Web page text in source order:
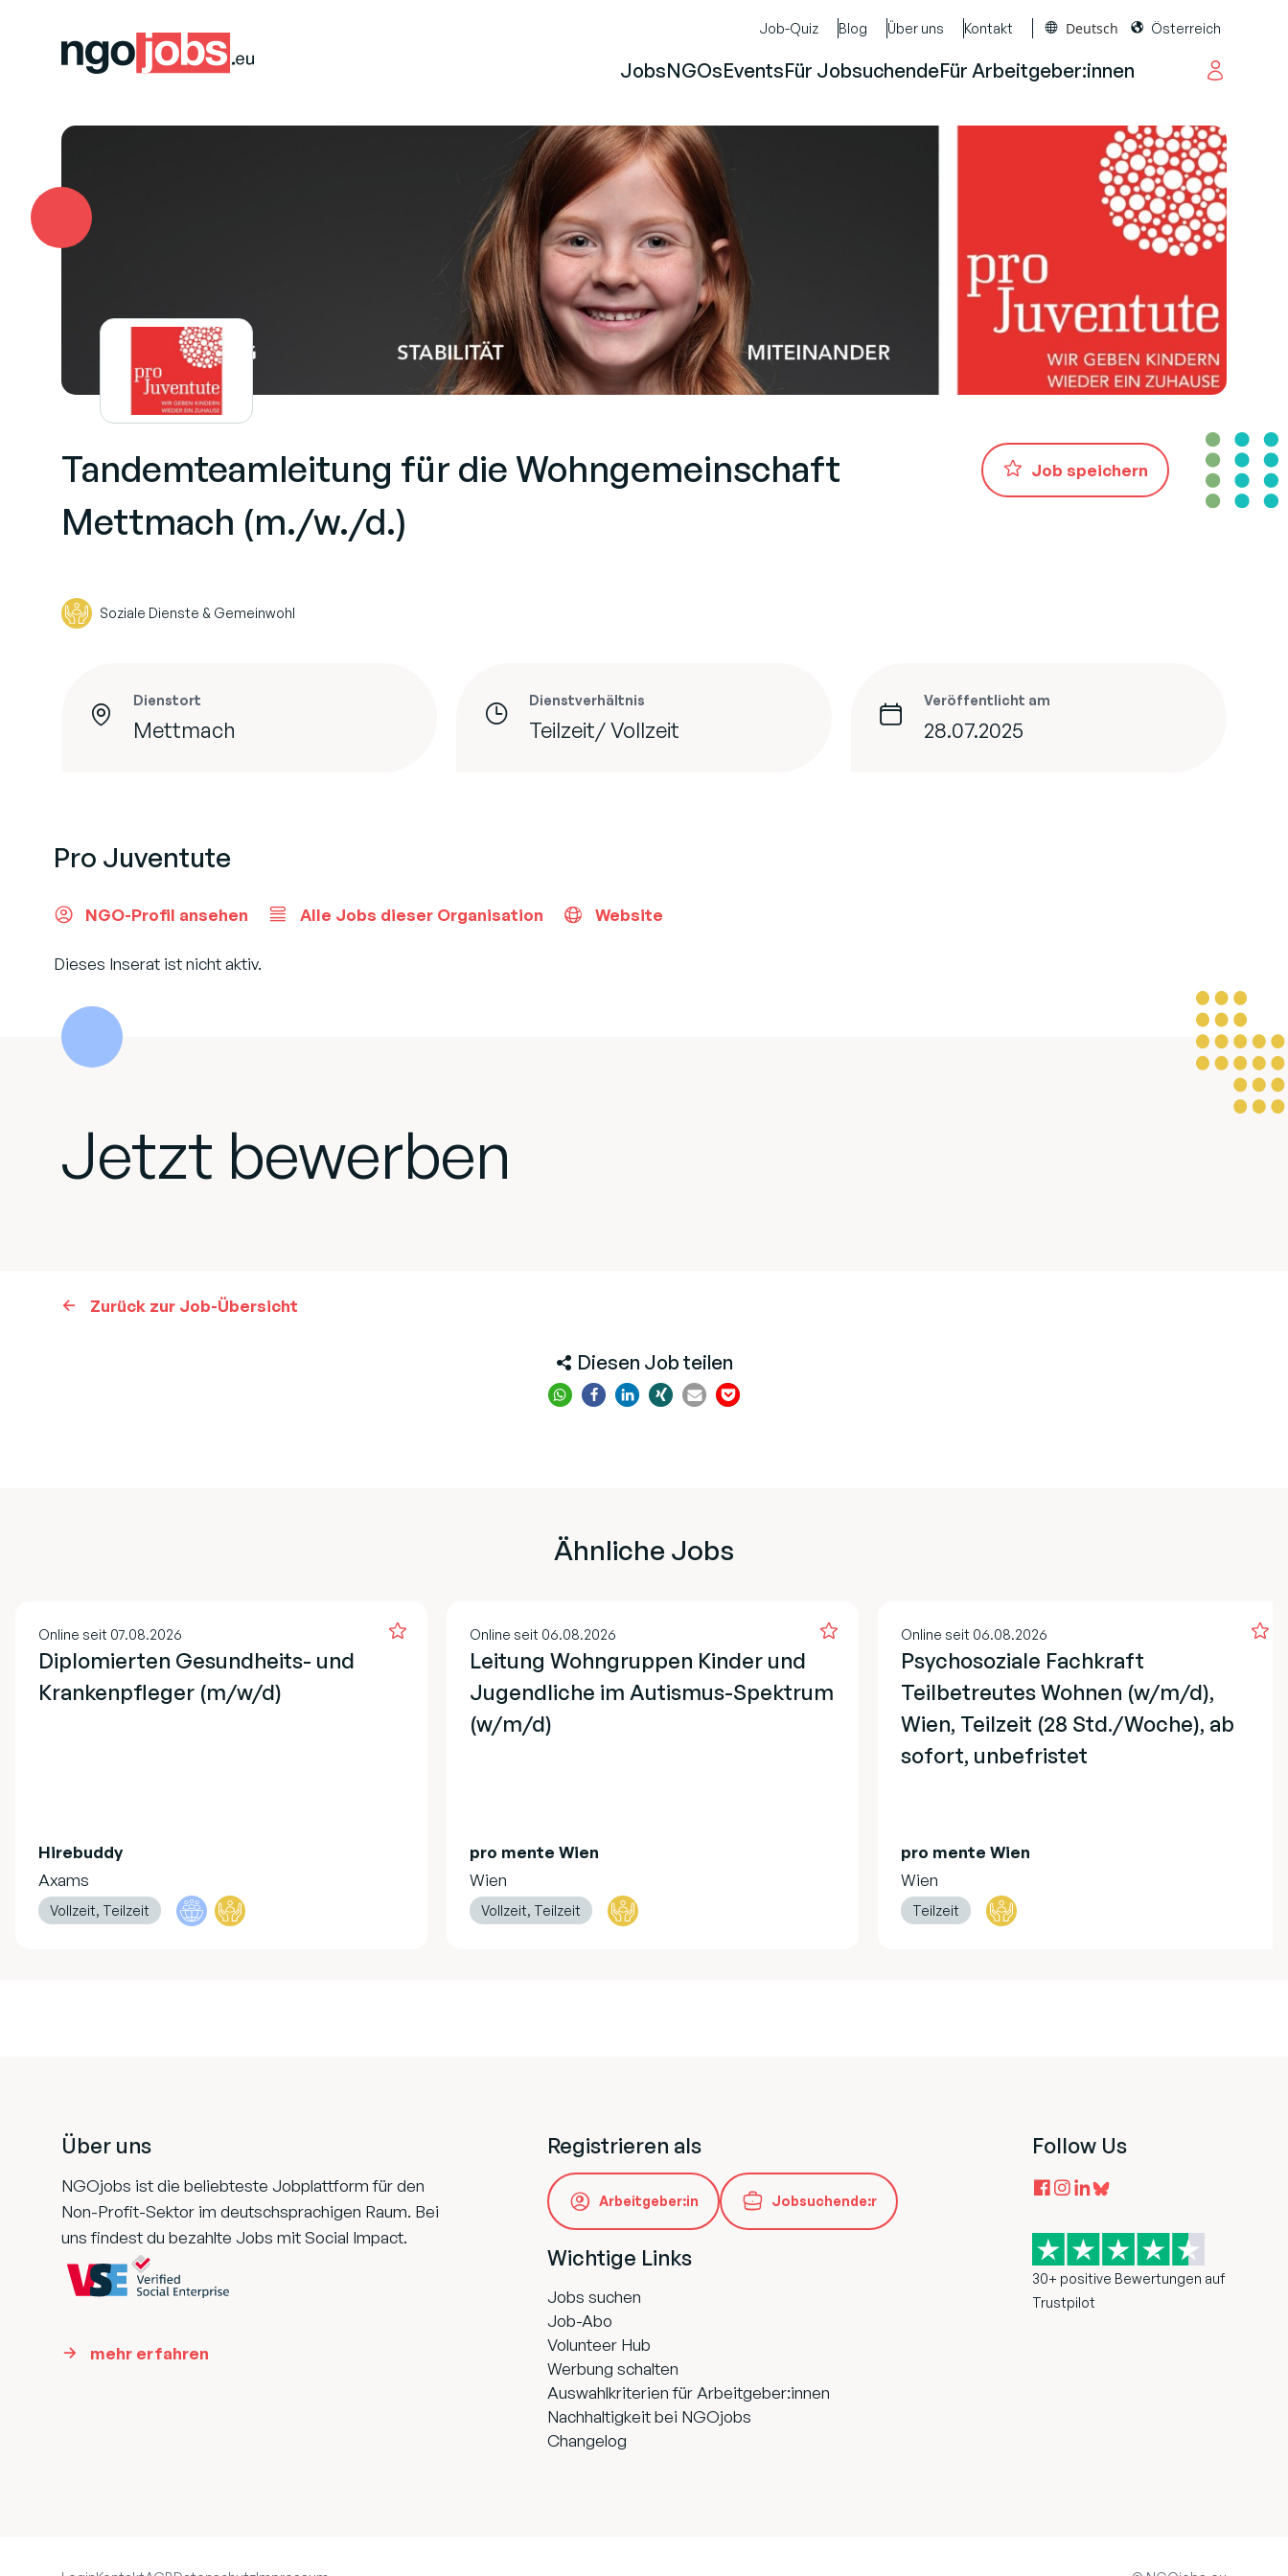
Job-Quiz Blog Über uns Kontakt Deutsch Österreich
JobsNGOsEventsFür JobsuchendeFür Arbeitgeber:innen
Tandemteamleitung für die Wohngemeinschaft
Mettmach (m./w./d.)
Soziale Dienste & Gemeinwohl
Job speichern
Dienstort
Mettmach
Dienstverhältnis
Teilzeit/ Vollzeit
Veröffentlicht am
28.07.2025
Pro Juventute
NGO-Profil ansehen Alle Jobs dieser Organisation Website
Dieses Inserat ist nicht aktiv.
Jetzt bewerben
Zurück zur Job-Übersicht
Diesen Job teilen
Ähnliche Jobs
Online seit 07.08.2026
Diplomierten Gesundheits- und
Krankenpfleger (m/w/d)
Hirebuddy
Axams
Vollzeit, Teilzeit
Online seit 06.08.2026
Leitung Wohngruppen Kinder und
Jugendliche im Autismus-Spektrum
(w/m/d)
pro mente Wien
Wien
Vollzeit, Teilzeit
Online seit 06.08.2026
Psychosoziale Fachkraft
Teilbetreutes Wohnen (w/m/d),
Wien, Teilzeit (28 Std./Woche), ab
sofort, unbefristet
pro mente Wien
Wien
Teilzeit
Über uns
NGOjobs ist die beliebteste Jobplattform für den
Non-Profit-Sektor im deutschsprachigen Raum. Bei
uns findest du bezahlte Jobs mit Social Impact.
mehr erfahren
Registrieren als
Arbeitgeber:in Jobsuchende:r
Wichtige Links
Jobs suchen
Job-Abo
Volunteer Hub
Werbung schalten
Auswahlkriterien für Arbeitgeber:innen
Nachhaltigkeit bei NGOjobs
Changelog
Follow Us
30+ positive Bewertungen auf
Trustpilot